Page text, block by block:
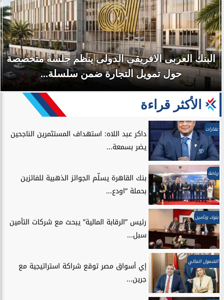
البنك العربى الافريقى الدولى ينظم جلسة متخصصة
حول تمويل التجارة ضمن سلسلة...
الأكثر قراءة
عقارات
داكر عبد اللاه: استهداف المستثمرين الناجحين
يضر بسمعة...
رياضة
بنك القاهرة يسلّم الجوائز الذهبية للفائزين
بحملة “اودع...
بنوك وتأمين
رئيس ”الرقابة المالية” يبحث مع شركات التأمين
سبل...
الشمول المالي
إي أسواق مصر توقع شراكة استراتيجية مع
جرين...